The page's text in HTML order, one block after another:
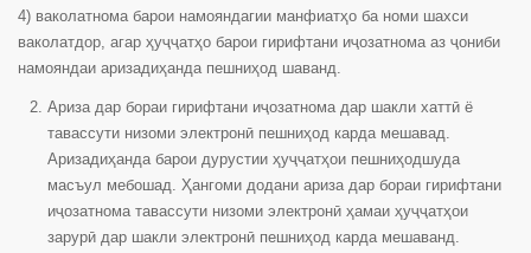
4) ваколатнома барои намояндагии манфиатҳо ба номи шахси
ваколатдор, агар ҳуҷҷатҳо барои гирифтани иҷозатнома аз ҷониби
намояндаи аризадиҳанда пешниҳод шаванд.
Ариза дар бораи гирифтани иҷозатнома дар шакли хаттӣ ё
тавассути низоми электронӣ пешниҳод карда мешавад.
Аризадиҳанда барои дурустии ҳуҷҷатҳои пешниҳодшуда
масъул мебошад. Ҳангоми додани ариза дар бораи гирифтани
иҷозатнома тавассути низоми электронӣ ҳамаи ҳуҷҷатҳои
зарурӣ дар шакли электронӣ пешниҳод карда мешаванд.